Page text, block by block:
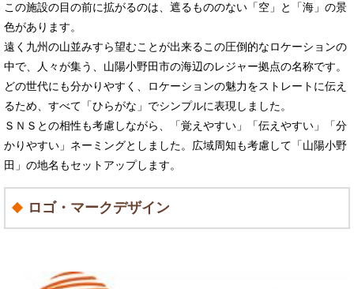
この施設の目の前に拡がるのは、遮るもののない「空」と「海」の景
色があります。
遠く九州の山並みすら望むことが出来るこの圧倒的なロケーションの
中で、人々が集う、山陽小野田市の海辺のレジャー拠点の名称です。
どの世代にも分かりやすく、ロケーションの魅力をストレートに伝え
るため、すべて「ひらがな」でシンプルに表現しました。
ＳＮＳとの相性も考慮しながら、「覚えやすい」「伝えやすい」「分
かりやすい」ネーミングとしました。広域周知も考慮して「山陽小野
田」の地名もセットアップします。​
ロゴ・マークデザイン